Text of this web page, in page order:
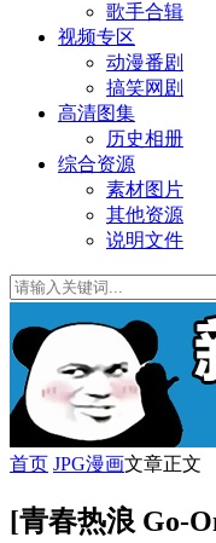
歌手合辑
视频专区
动漫番剧
搞笑网剧
高清图集
历史相册
综合资源
素材图片
其他资源
说明文件
首页 JPG漫画文章正文
[青春热浪 Go-